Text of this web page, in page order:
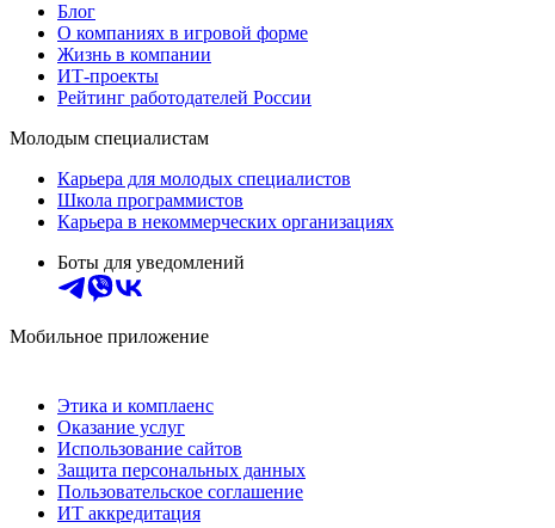
Блог
О компаниях в игровой форме
Жизнь в компании
ИТ-проекты
Рейтинг работодателей России
Молодым специалистам
Карьера для молодых специалистов
Школа программистов
Карьера в некоммерческих организациях
Боты для уведомлений
Мобильное приложение
Этика и комплаенс
Оказание услуг
Использование сайтов
Защита персональных данных
Пользовательское соглашение
ИТ аккредитация